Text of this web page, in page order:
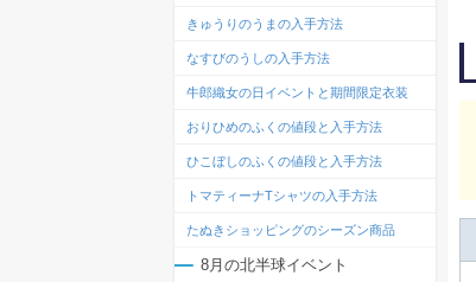
きゅうりのうまの入手方法
なすびのうしの入手方法
牛郎織女の日イベントと期間限定衣装
おりひめのふくの値段と入手方法
ひこぼしのふくの値段と入手方法
トマティーナTシャツの入手方法
たぬきショッピングのシーズン商品
8月の北半球イベント